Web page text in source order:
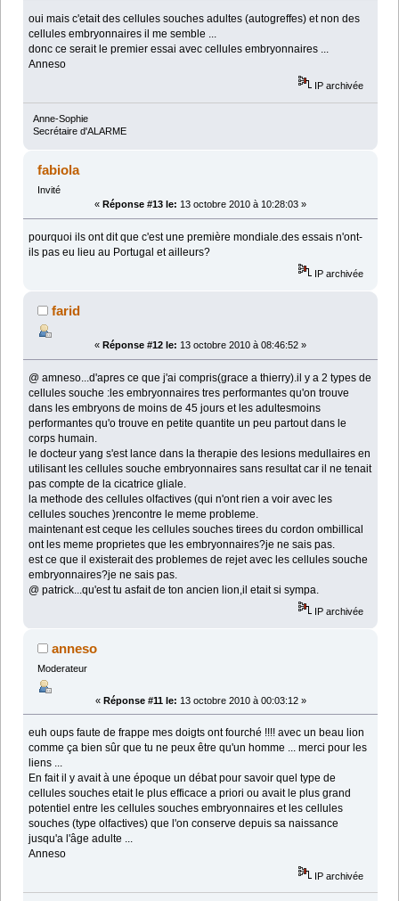
oui mais c'etait des cellules souches adultes (autogreffes) et non des
cellules embryonnaires il me semble ...
donc ce serait le premier essai avec cellules embryonnaires ...
Anneso
IP archivée
Anne-Sophie
Secrétaire d'ALARME
fabiola
Invité
« Réponse #13 le: 13 octobre 2010 à 10:28:03 »
pourquoi ils ont dit que c'est une première mondiale.des essais n'ont-
ils pas eu lieu au Portugal et ailleurs?
IP archivée
farid
« Réponse #12 le: 13 octobre 2010 à 08:46:52 »
@ amneso...d'apres ce que j'ai compris(grace a thierry).il y a 2 types de
cellules souche :les embryonnaires tres performantes qu'on trouve
dans les embryons de moins de 45 jours et les adultesmoins
performantes qu'o trouve en petite quantite un peu partout dans le
corps humain.
le docteur yang s'est lance dans la therapie des lesions medullaires en
utilisant les cellules souche embryonnaires sans resultat car il ne tenait
pas compte de la cicatrice gliale.
la methode des cellules olfactives (qui n'ont rien a voir avec les
cellules souches )rencontre le meme probleme.
maintenant est ceque les cellules souches tirees du cordon ombillical
ont les meme proprietes que les embryonnaires?je ne sais pas.
est ce que il existerait des problemes de rejet avec les cellules souche
embryonnaires?je ne sais pas.
@ patrick...qu'est tu asfait de ton ancien lion,il etait si sympa.
IP archivée
anneso
Moderateur
« Réponse #11 le: 13 octobre 2010 à 00:03:12 »
euh oups faute de frappe mes doigts ont fourché !!!! avec un beau lion
comme ça bien sûr que tu ne peux être qu'un homme ... merci pour les
liens ...
En fait il y avait à une époque un débat pour savoir quel type de
cellules souches etait le plus efficace a priori ou avait le plus grand
potentiel entre les cellules souches embryonnaires et les cellules
souches (type olfactives) que l'on conserve depuis sa naissance
jusqu'a l'âge adulte ...
Anneso
IP archivée